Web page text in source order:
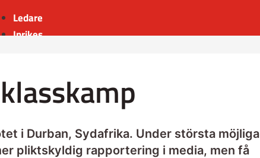
Ledare
Inrikes
Sport
Insänt
i Durban, Sydafrika. Under största möjliga
pliktskyldig rapportering i media, men få